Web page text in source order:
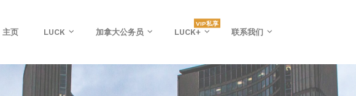
主页 LUCK 加拿大公务员 LUCK+
VIP私享
联系我们